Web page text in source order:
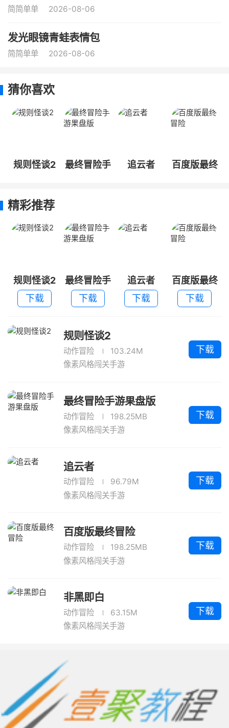
简简单单 2026-08-06
发光眼镜青蛙表情包
简简单单 2026-08-06
猜你喜欢
规则怪谈2
最终冒险手
追云者
百度版最终
精彩推荐
规则怪谈2
下载
最终冒险手
游果盘版
下载
追云者
下载
百度版最终
冒险
下载
规则怪谈2
动作冒险
103.24M
像素风格闯关手游
下载
最终冒险手游果盘版
动作冒险
198.25MB
像素风格闯关手游
下载
追云者
动作冒险
96.79M
像素风格闯关手游
下载
百度版最终冒险
动作冒险
198.25MB
像素风格闯关手游
下载
非黑即白
动作冒险
63.15M
像素风格闯关手游
下载